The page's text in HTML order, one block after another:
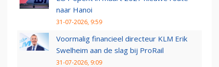
naar Hanoi
31-07-2026, 9:59
Voormalig financieel directeur KLM Erik
Swelheim aan de slag bij ProRail
31-07-2026, 9:09